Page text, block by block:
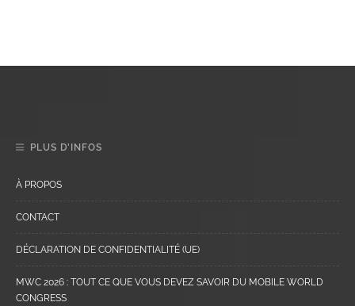
PLUS D’INFOS
À PROPOS
CONTACT
DÉCLARATION DE CONFIDENTIALITÉ (UE)
MWC 2026 : TOUT CE QUE VOUS DEVEZ SAVOIR DU MOBILE WORLD
CONGRESS